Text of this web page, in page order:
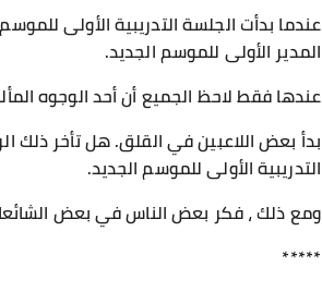
عندما بدأت الجلسة التدريبية الأولى
المدير الأولى للموسم الجديد.
عندها فقط لاحظ الجميع أن أحد الوجوه
التدريبية الأولى للموسم الجديد.
ومع ذلك ، فكر بعض الناس في بعض
*****